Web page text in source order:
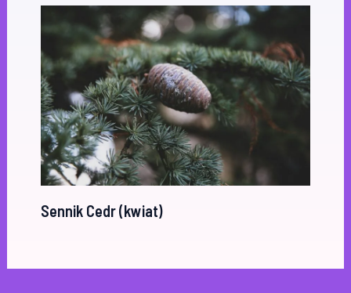
Sennik Cedr (kwiat)